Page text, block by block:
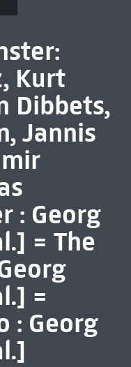
Kurt
Dibbets,
Jannis
: Georg
= The
=
: Georg